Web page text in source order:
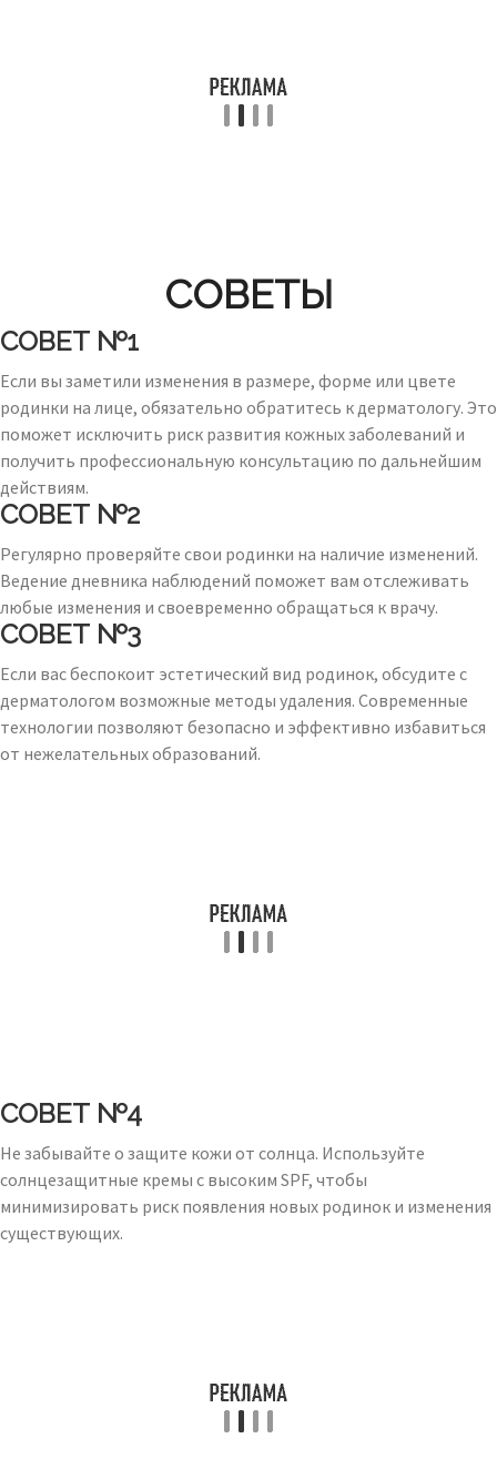
СОВЕТЫ
СОВЕТ №1
Если вы заметили изменения в размере, форме или цвете
родинки на лице, обязательно обратитесь к дерматологу. Это
поможет исключить риск развития кожных заболеваний и
получить профессиональную консультацию по дальнейшим
действиям.
СОВЕТ №2
Регулярно проверяйте свои родинки на наличие изменений.
Ведение дневника наблюдений поможет вам отслеживать
любые изменения и своевременно обращаться к врачу.
СОВЕТ №3
Если вас беспокоит эстетический вид родинок, обсудите с
дерматологом возможные методы удаления. Современные
технологии позволяют безопасно и эффективно избавиться
от нежелательных образований.
СОВЕТ №4
Не забывайте о защите кожи от солнца. Используйте
солнцезащитные кремы с высоким SPF, чтобы
минимизировать риск появления новых родинок и изменения
существующих.